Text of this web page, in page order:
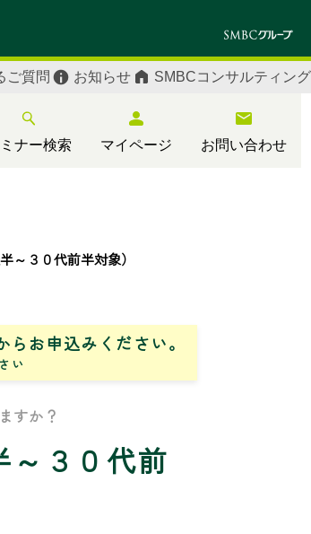
ナー検索 マイページ お問い合わせ
ご質問 お知らせ SMBCコンサルティング
～３０代前半対象）
らお申込みください。
い
すか？
～３０代前